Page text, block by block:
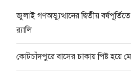
জুলাই গণঅভ্যুত্থানের দ্বিতীয়
র‍্যালি
কোটচাঁদপুরে বাসের চাকায় পিষ্ট